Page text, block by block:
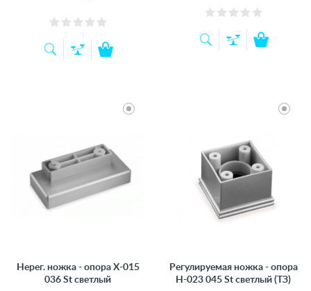
Нерег. ножка - опора Х-015
036 St светлый
Регулируемая ножка - опора
Н-023 045 St светлый (ТЗ)